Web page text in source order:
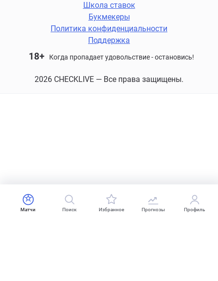
Школа ставок
Букмекеры
Политика конфиденциальности
Поддержка
18+ Когда пропадает удовольствие - остановись!
2026 CHECKLIVE — Все права защищены.
Матчи Поиск Избранное Прогнозы Профиль